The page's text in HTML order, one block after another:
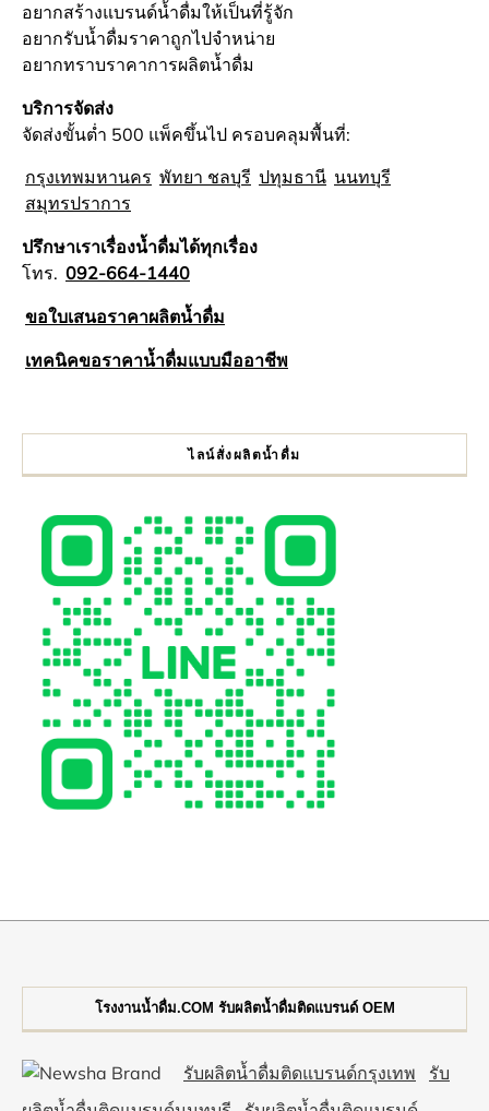
อยากสร้างแบรนด์น้ำดื่มให้เป็นที่รู้จัก
อยากรับน้ำดื่มราคาถูกไปจำหน่าย
อยากทราบราคาการผลิตน้ำดื่ม
บริการจัดส่ง
จัดส่งขั้นต่ำ 500 แพ็คขึ้นไป ครอบคลุมพื้นที่:
กรุงเทพมหานคร พัทยา ชลบุรี ปทุมธานี นนทบุรี
สมุทรปราการ
ปรึกษาเราเรื่องน้ำดื่มได้ทุกเรื่อง
โทร. 092-664-1440
ขอใบเสนอราคาผลิตน้ำดื่ม
เทคนิคขอราคาน้ำดื่มแบบมืออาชีพ
ไลน์สั่งผลิตน้ำดื่ม
โรงงานน้ำดื่ม.COM รับผลิตน้ำดื่มติดแบรนด์ OEM
รับผลิตน้ำดื่มติดแบรนด์กรุงเทพ
รับ